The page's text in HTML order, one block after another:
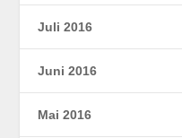
Juli 2016
Juni 2016
Mai 2016